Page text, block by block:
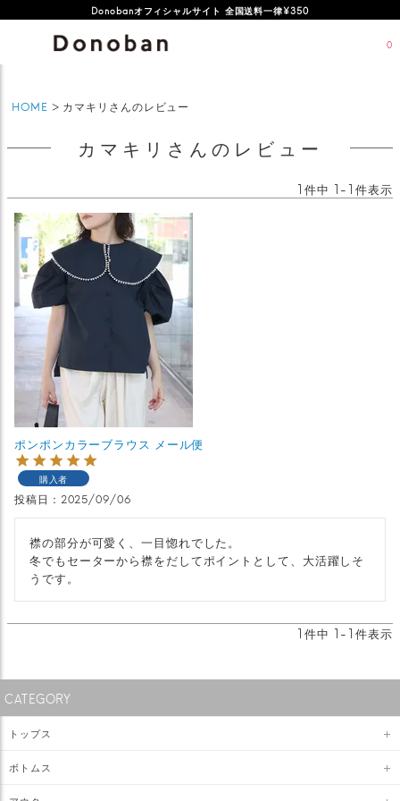
Donobanオフィシャルサイト 全国送料一律¥350
0
HOME カマキリさんのレビュー
カマキリさんのレビュー
1 件中 1 - 1件表示
ポンポンカラーブラウス メール便
購入者
投稿日 2025/09/06
襟の部分が可愛く、一目惚れでした。
冬でもセーターから襟をだしてポイントとして、大活躍しそ
うです。
1 件中 1 - 1件表示
CATEGORY
トップス
ボトムス